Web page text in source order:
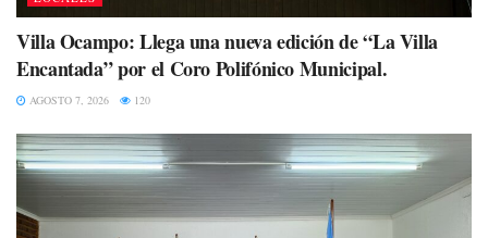
Villa Ocampo: Llega una nueva edición de “La Villa
Encantada” por el Coro Polifónico Municipal.
AGOSTO 7, 2026 120